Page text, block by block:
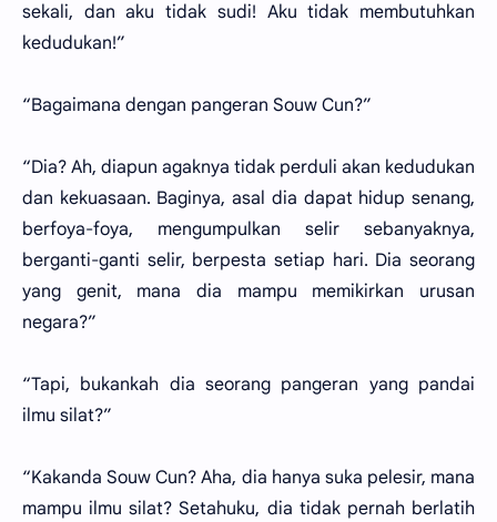
sekali, dan aku tidak sudi! Aku tidak membutuhkan
kedudukan!”
“Bagaimana dengan pangeran Souw Cun?”
“Dia? Ah, diapun agaknya tidak perduli akan kedudukan
dan kekuasaan. Baginya, asal dia dapat hidup senang,
berfoya-foya, mengumpulkan selir sebanyaknya,
berganti-ganti selir, berpesta setiap hari. Dia seorang
yang genit, mana dia mampu memikirkan urusan
negara?”
“Tapi, bukankah dia seorang pangeran yang pandai
ilmu silat?”
“Kakanda Souw Cun? Aha, dia hanya suka pelesir, mana
mampu ilmu silat? Setahuku, dia tidak pernah berlatih